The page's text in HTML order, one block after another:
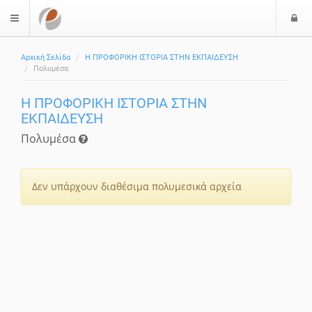
$langMenu
Αρχική Σελίδα
Η ΠΡΟΦΟΡΙΚΗ ΙΣΤΟΡΙΑ ΣΤΗΝ ΕΚΠΑΙΔΕΥΣΗ
Πολυμέσα
Η ΠΡΟΦΟΡΙΚΗ ΙΣΤΟΡΙΑ ΣΤΗΝ
ΕΚΠΑΙΔΕΥΣΗ
Πολυμέσα
Δεν υπάρχουν διαθέσιμα πολυμεσικά αρχεία